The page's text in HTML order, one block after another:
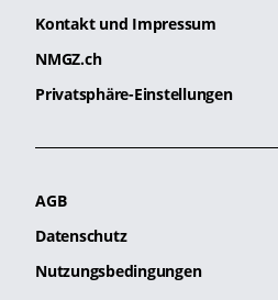
Kontakt und Impressum
NMGZ.ch
Privatsphäre-Einstellungen
AGB
Datenschutz
Nutzungsbedingungen